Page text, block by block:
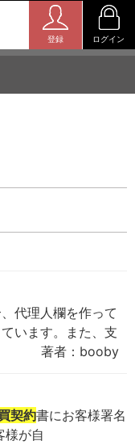
登録 ログイン
代理人欄を作って
います。また、支
著者：booby
契約書にお客様署名
様が自